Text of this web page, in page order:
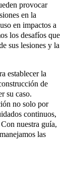
provocar
en la
en impactos a
los desafíos que
sus lesiones y la
establecer la
de
su caso.
no solo por
continuos,
nuestra guía,
las